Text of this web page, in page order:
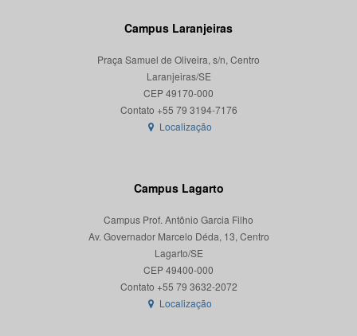
Campus Laranjeiras
Praça Samuel de Oliveira, s/n, Centro
Laranjeiras/SE
CEP 49170-000
Localização
Campus Lagarto
Campus Prof. Antônio Garcia Filho
Av. Governador Marcelo Déda, 13, Centro
Lagarto/SE
CEP 49400-000
Localização